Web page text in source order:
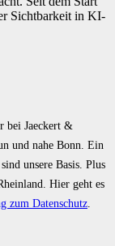
Sichtbarkeit in KI-
bei Jaeckert &
und nahe Bonn. Ein
unsere Basis. Plus
Hier geht es
zum Datenschutz.